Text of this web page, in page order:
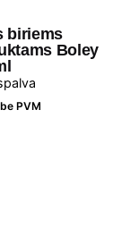
biriems
Boley
be PVM